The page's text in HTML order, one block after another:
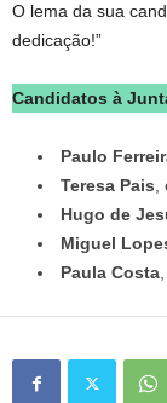
O lema da sua
dedicação!”
Candidatos à
Paulo
Teresa Pais,
Hugo de
Miguel
Paula Costa